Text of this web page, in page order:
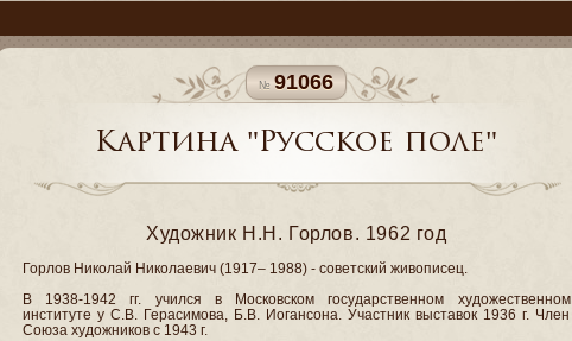
91066
Картина "Русское поле"
Художник Н.Н. Горлов. 1962 год
Горлов Николай Николаевич (1917– 1988) - советский живописец.
В 1938-1942 гг. учился в Московском государственном художественном
институте у С.В. Герасимова, Б.В. Иогансона. Участник выставок 1936 г. Член
Союза художников с 1943 г.